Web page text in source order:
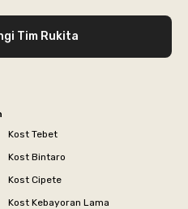
Tim Rukita
Kost Tebet
Kost Bintaro
Kost Cipete
Kost Kebayoran Lama